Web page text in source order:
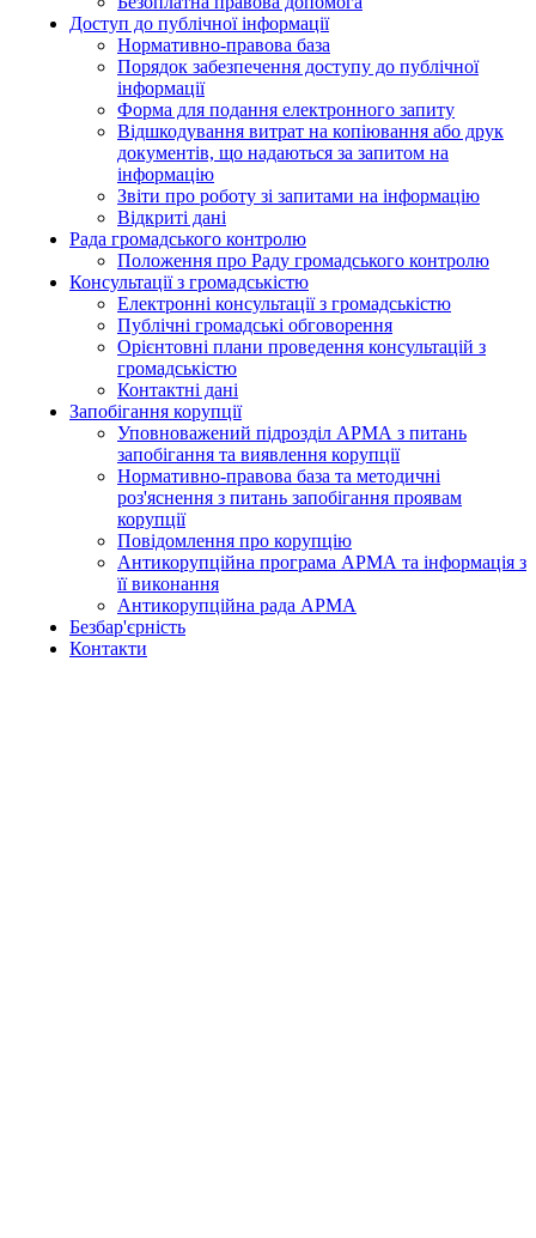
Доступ до публічної інформації
Нормативно-правова база
Порядок забезпечення доступу до публічної
інформації
Форма для подання електронного запиту
Відшкодування витрат на копіювання або друк
документів, що надаються за запитом на
інформацію
Звіти про роботу зі запитами на інформацію
Відкриті дані
Рада громадського контролю
Положення про Раду громадського контролю
Консультації з громадськістю
Електронні консультації з громадськістю
Публічні громадські обговорення
Орієнтовні плани проведення консультацій з
громадськістю
Контактні дані
Запобігання корупції
Уповноважений підрозділ АРМА з питань
запобігання та виявлення корупції
Нормативно-правова база та методичні
роз'яснення з питань запобігання проявам
корупції
Повідомлення про корупцію
Антикорупційна програма АРМА та інформація з
її виконання
Антикорупційна рада АРМА
Безбар'єрність
Контакти